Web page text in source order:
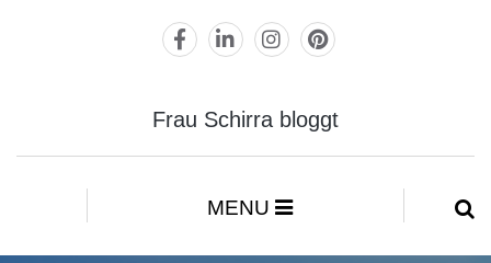
Frau Schirra bloggt
MENU